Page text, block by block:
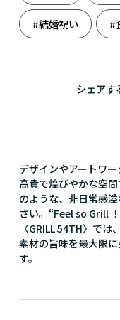
#結婚祝い #
シェアす
デザインやアートワ
高貴で煌びやかな空
のような、非日常感
さい。“Feel so Grill
〈GRILL 54TH〉で
素材の旨味を最大限
す。